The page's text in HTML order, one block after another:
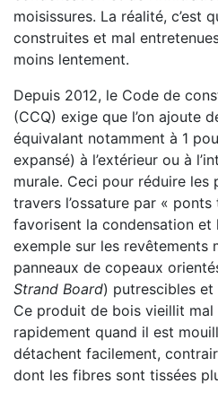
moisissures. La réalité, c’est
construites et mal
moins lentement.
Depuis 2012, le Code de
(CCQ) exige que l’on ajoute
équivalant notamment à 1
expansé) à l’extérieur ou à
murale. Ceci pour réduire les
travers l’ossature par «
favorisent la condensation et
exemple sur les revêtements
panneaux de copeaux
Strand Board) putrescibles et
Ce produit de bois vieillit mal
rapidement quand il est
détachent facilement,
dont les fibres sont tissées